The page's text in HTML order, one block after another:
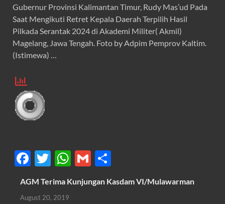
Gubernur Provinsi Kalimantan Timur, Rudy Mas’ud Pada
Saat Mengikuti Retret Kepala Daerah Terpilih Hasil
Pilkada Serantak 2024 di Akademi Militer( Akmil)
Magelang, Jawa Tengah. Foto by Adpim Pemprov Kaltim.
(Istimewa) …
F
ac
e
T
w
itt
W
h
at
G
ail
h
ar
AGM Terima Kunjungan Kasdam VI/Mulawarman
August 20, 2019